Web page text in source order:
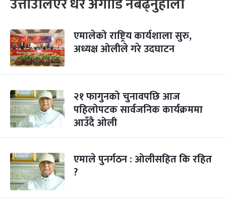
एमालेको राष्ट्रिय कार्यशाला सुरु,
अध्यक्ष ओलीले गरे उदघाटन
२१ फागुनको चुनावपछि आज
पहिलोपटक सार्वजनिक कार्यक्रममा
आउँदै ओली
एमाले पुनर्गठन : ओलीसहित कि रहित
?